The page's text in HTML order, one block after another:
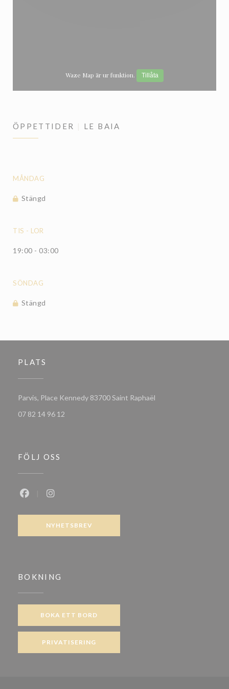
Waze Map är ur funktion. Tillåta
ÖPPETTIDER LE BAIA
MÅNDAG
Stängd
TIS - LOR
19:00 - 03:00
SÖNDAG
Stängd
PLATS
Parvis, Place Kennedy 83700 Saint Raphaël
07 82 14 96 12
FÖLJ OSS
NYHETSBREV
BOKNING
BOKA ETT BORD
PRIVATISERING